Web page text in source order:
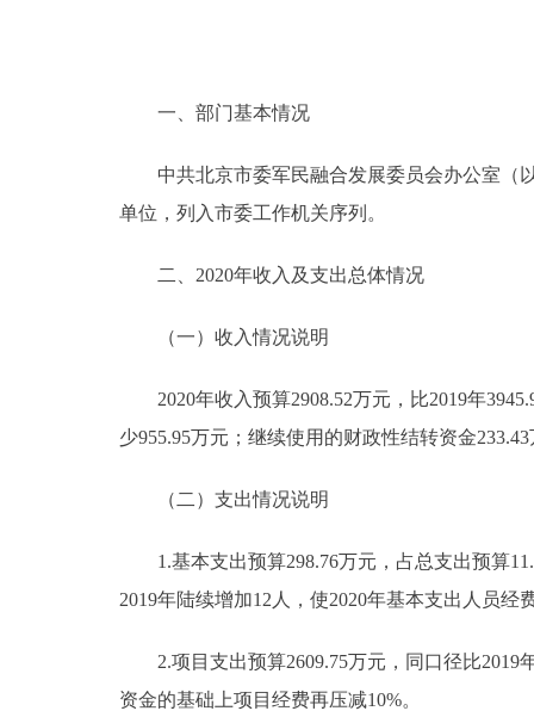
一、部门基本情况
中共北京市委军民融合发展委员会办公室（以
单位，列入市委工作机关序列。
二、2020年收入及支出总体情况
（一）收入情况说明
2020年收入预算2908.52万元，比2019年
少955.95万元；继续使用的财政性结转资金
（二）支出情况说明
1.基本支出预算298.76万元，占总支出预算
2019年陆续增加12人，使2020年基本支出人员经
2.项目支出预算2609.75万元，同口径比2019年
资金的基础上项目经费再压减10%。